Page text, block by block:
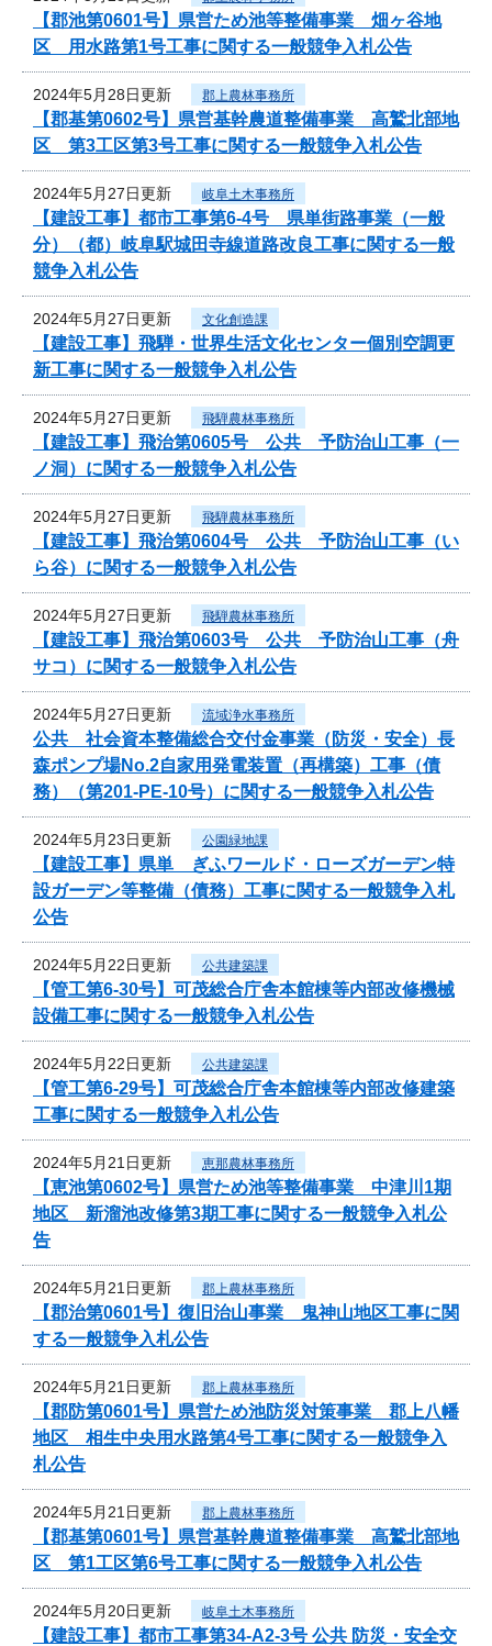
【郡池第0601号】県営ため池等整備事業 畑ヶ谷地
区 用水路第1号工事に関する一般競争入札公告
2024年5月28日更新 郡上農林事務所
【郡基第0602号】県営基幹農道整備事業 高鷲北部地
区 第3工区第3号工事に関する一般競争入札公告
2024年5月27日更新 岐阜土木事務所
【建設工事】都市工事第6-4号 県単街路事業（一般
分）（都）岐阜駅城田寺線道路改良工事に関する一般
競争入札公告
2024年5月27日更新 文化創造課
【建設工事】飛騨・世界生活文化センター個別空調更
新工事に関する一般競争入札公告
2024年5月27日更新 飛騨農林事務所
【建設工事】飛治第0605号 公共 予防治山工事（一
ノ洞）に関する一般競争入札公告
2024年5月27日更新 飛騨農林事務所
【建設工事】飛治第0604号 公共 予防治山工事（い
ら谷）に関する一般競争入札公告
2024年5月27日更新 飛騨農林事務所
【建設工事】飛治第0603号 公共 予防治山工事（舟
サコ）に関する一般競争入札公告
2024年5月27日更新 流域浄水事務所
公共 社会資本整備総合交付金事業（防災・安全）長
森ポンプ場No.2自家用発電装置（再構築）工事（債
務）（第201-PE-10号）に関する一般競争入札公告
2024年5月23日更新 公園緑地課
【建設工事】県単 ぎふワールド・ローズガーデン特
設ガーデン等整備（債務）工事に関する一般競争入札
公告
2024年5月22日更新 公共建築課
【管工第6-30号】可茂総合庁舎本館棟等内部改修機械
設備工事に関する一般競争入札公告
2024年5月22日更新 公共建築課
【管工第6-29号】可茂総合庁舎本館棟等内部改修建築
工事に関する一般競争入札公告
2024年5月21日更新 恵那農林事務所
【恵池第0602号】県営ため池等整備事業 中津川1期
地区 新溜池改修第3期工事に関する一般競争入札公
告
2024年5月21日更新 郡上農林事務所
【郡治第0601号】復旧治山事業 鬼神山地区工事に関
する一般競争入札公告
2024年5月21日更新 郡上農林事務所
【郡防第0601号】県営ため池防災対策事業 郡上八幡
地区 相生中央用水路第4号工事に関する一般競争入
札公告
2024年5月21日更新 郡上農林事務所
【郡基第0601号】県営基幹農道整備事業 高鷲北部地
区 第1工区第6号工事に関する一般競争入札公告
2024年5月20日更新 岐阜土木事務所
【建設工事】都市工事第34-A2-3号 公共 防災・安全交